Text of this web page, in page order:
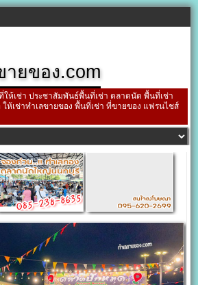
ายของ.com
ให้เช่า ประชาสัมพันธ์พื้นที่เช่า ตลาดนัด พื้นที่เช่า
ห้เช่าทำเลขายของ พื้นที่เช่า ที่ขายของ แฟรนไชส์